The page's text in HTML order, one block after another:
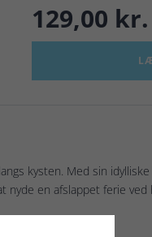
129,00 kr.
kysten. Med sin idylliske
en afslappet ferie ved